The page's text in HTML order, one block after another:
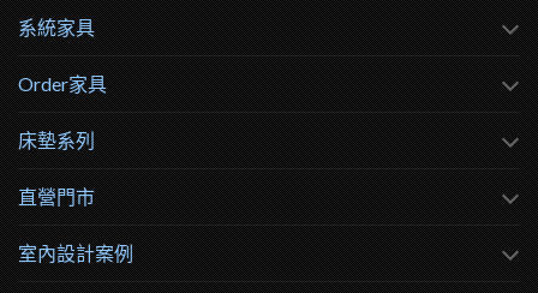
系統家具
Order家具
床墊系列
直營門市
室內設計案例